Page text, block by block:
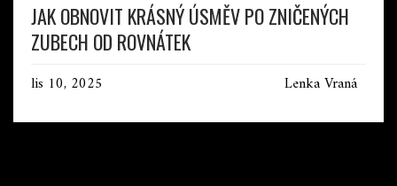
JAK OBNOVIT KRÁSNÝ ÚSMĚV PO ZNIČENÝCH
ZUBECH OD ROVNÁTEK
lis 10, 2025 Lenka Vraná